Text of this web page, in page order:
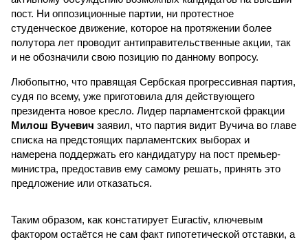
пост. Ни оппозиционные партии, ни протестное
студенческое движение, которое на протяжении более
полутора лет проводит антиправительственные акции, так
и не обозначили свою позицию по данному вопросу.
Любопытно, что правящая Сербская прогрессивная партия,
судя по всему, уже приготовила для действующего
президента новое кресло. Лидер парламентской фракции
Милош Вучевич заявил, что партия видит Вучича во главе
списка на предстоящих парламентских выборах и
намерена поддержать его кандидатуру на пост премьер-
министра, предоставив ему самому решать, принять это
предложение или отказаться.
Таким образом, как констатирует Euractiv, ключевым
фактором остаётся не сам факт гипотетической отставки, а